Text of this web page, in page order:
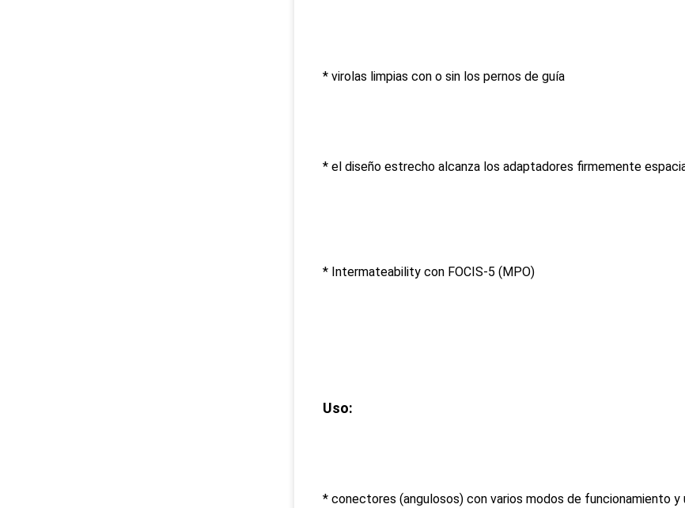
* virolas limpias con o sin los pernos de guía
* el diseño estrecho alcanza los adaptadores firmemente
* Intermateability con FOCIS-5 (MPO)
Uso:
* conectores (angulosos) con varios modos de funcionamiento